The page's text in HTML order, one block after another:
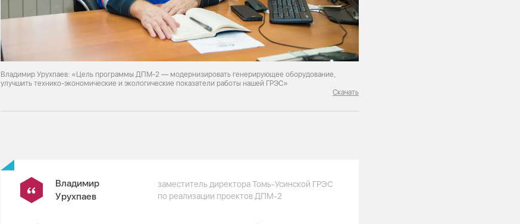
Владимир Урухпаев: «Цель программы ДПМ-2 — модернизировать генерирующее оборудование,
улучшить технико-экономические и экологические показатели работы нашей ГРЭС»
Скачать
Владимир
Урухпаев
заместитель директора Томь-Усинской ГРЭС
по реализации проектов ДПМ-2